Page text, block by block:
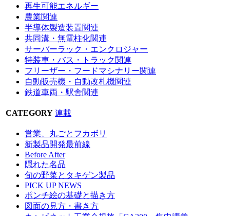
再生可能エネルギー
農業関連
半導体製造装置関連
共同溝・無電柱化関連
サーバーラック・エンクロジャー
特装車・バス・トラック関連
フリーザー・フードマシナリー関連
自動販売機・自動改札機関連
鉄道車両・駅舎関連
CATEGORY 連載
営業、丸ごとフカボリ
新製品開発最前線
Before After
隠れた名品
旬の野菜とタキゲン製品
PICK UP NEWS
ポンチ絵の基礎と描き方
図面の見方・書き方